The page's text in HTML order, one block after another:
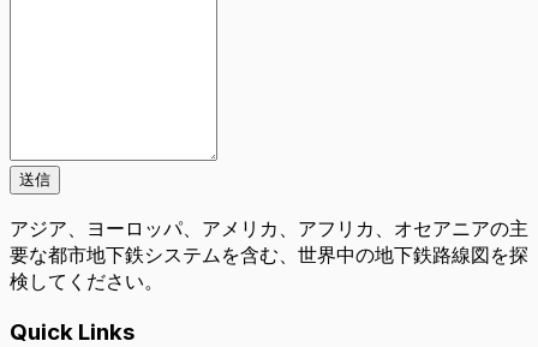
送信
アジア、ヨーロッパ、アメリカ、アフリカ、オセアニアの主
要な都市地下鉄システムを含む、世界中の地下鉄路線図を探
検してください。
Quick Links